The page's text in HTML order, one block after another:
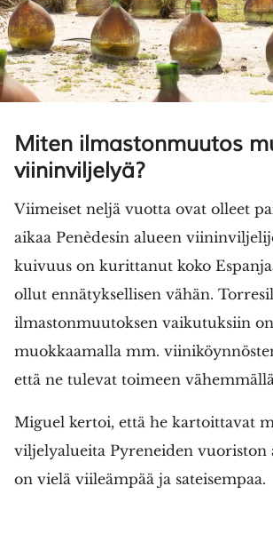
Miten ilmastonmuutos
viininviljelyä?
Viimeiset neljä vuotta ovat olleet
aikaa Penèdesin alueen
kuivuus on kurittanut koko
ollut ennätyksellisen vähän.
ilmastonmuutoksen vaikutuksiin
muokkaamalla mm.
että ne tulevat toimeen
Miguel kertoi, että he kartoittavat
viljelyalueita Pyreneiden vuoriston
on vielä viileämpää ja sateisempaa.